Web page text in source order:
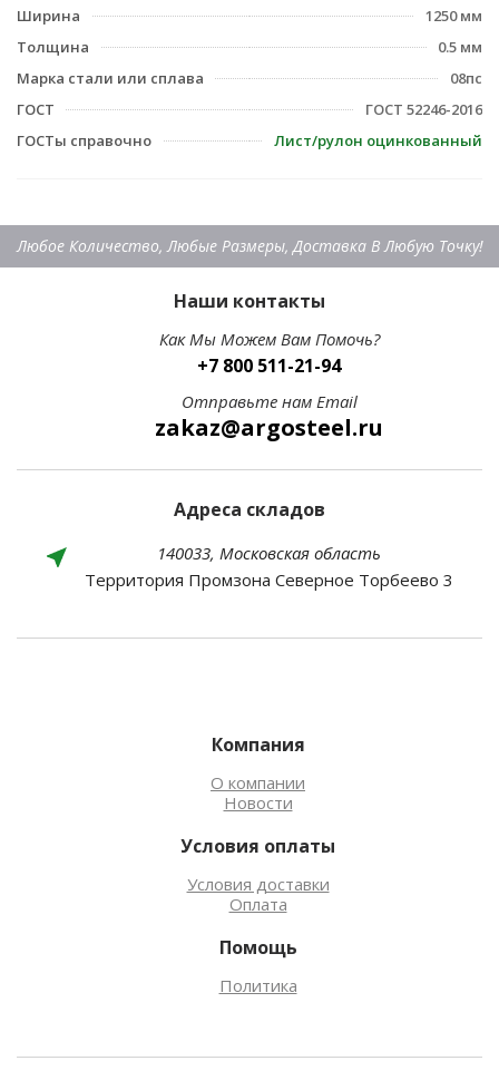
Ширина
1250 мм
Толщина
0.5 мм
Марка стали или сплава
08пс
ГОСТ
ГОСТ 52246-2016
ГОСТы справочно
Лист/рулон оцинкованный
Любое Количество, Любые Размеры, Доставка В Любую Точку!
Наши контакты
Как Мы Можем Вам Помочь?
+7 800 511-21-94
Отправьте нам Email
zakaz@argosteel.ru
Компания
О компании
Новости
Условия оплаты
Условия доставки
Оплата
Помощь
Политика
Адреса складов
140033, Московская область
Территория Промзона Северное Торбеево 3